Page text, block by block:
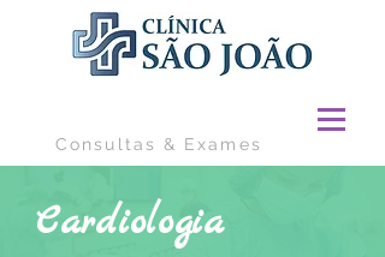
Consultas & Exames
Cardiologia